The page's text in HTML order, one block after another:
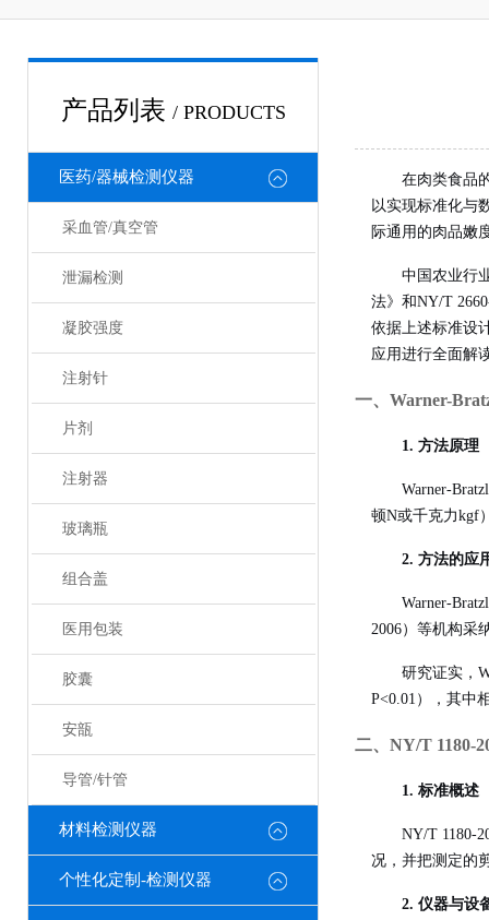
产品列表 / PRODUCTS
医药/器械检测仪器
采血管/真空管
泄漏检测
凝胶强度
注射针
片剂
注射器
玻璃瓶
组合盖
医用包装
胶囊
安瓿
导管/针管
材料检测仪器
个性化定制-检测仪器
在肉类食品
以实现标准化与
际通用的肉品嫩
中国农业行
法》和NY/T
依据上述标准设
应用进行全面解
一、Warner-
1. 方法原理
Warner-
顿N或千克力kgf
2. 方法的应
Warner-
2006）等机构采
研究证实，
P<0.01），其中
二、NY/T 1180-
1. 标准概述
NY/T 1180-
况，并把测定的
2. 仪器与设